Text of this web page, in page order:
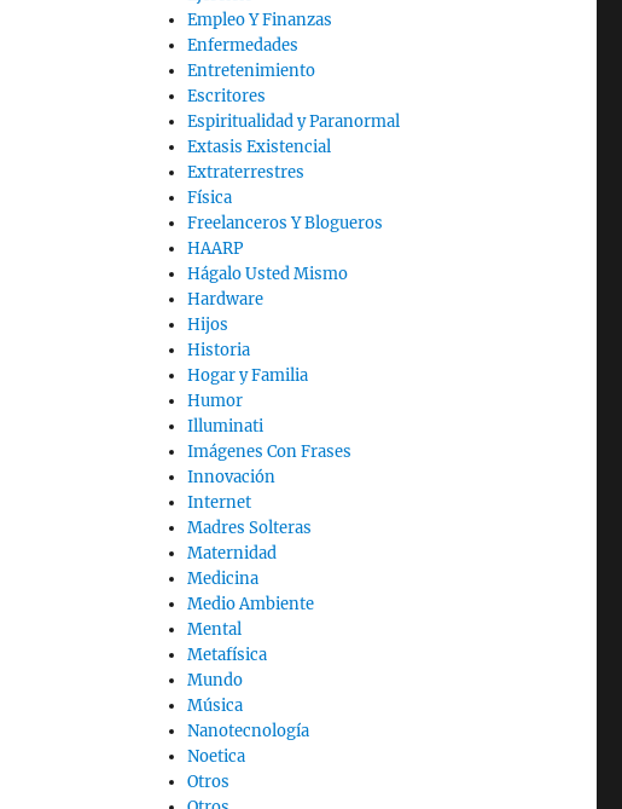
Empleo Y Finanzas
Enfermedades
Entretenimiento
Escritores
Espiritualidad y Paranormal
Extasis Existencial
Extraterrestres
Física
Freelanceros Y Blogueros
HAARP
Hágalo Usted Mismo
Hardware
Hijos
Historia
Hogar y Familia
Humor
Illuminati
Imágenes Con Frases
Innovación
Internet
Madres Solteras
Maternidad
Medicina
Medio Ambiente
Mental
Metafísica
Mundo
Música
Nanotecnología
Noetica
Otros